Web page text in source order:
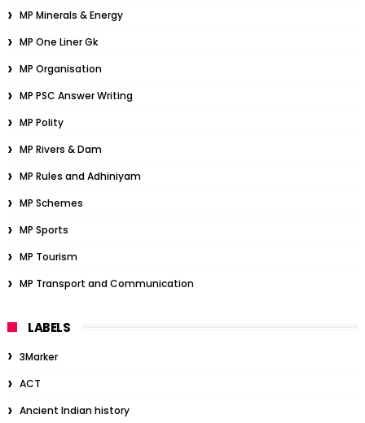
MP Minerals & Energy
MP One Liner Gk
MP Organisation
MP PSC Answer Writing
MP Polity
MP Rivers & Dam
MP Rules and Adhiniyam
MP Schemes
MP Sports
MP Tourism
MP Transport and Communication
LABELS
3Marker
ACT
Ancient Indian history